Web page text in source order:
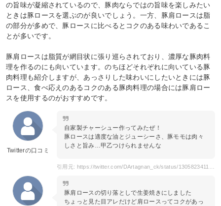
の旨味が凝縮されているので、豚肉ならではの旨味を楽しみたい
ときは豚ロースを選ぶのが良いでしょう。一方、豚肩ロースは脂
の部分が多めで、豚ロースに比べるとコクのある味わいであるこ
とが多いです。
豚肩ロースは脂質が網目状に張り巡らされており、濃厚な豚肉料
理を作るのにも向いています。のちほどそれぞれに向いている豚
肉料理も紹介しますが、あっさりした味わいにしたいときには豚
ロース、食べ応えのあるコクのある豚肉料理の場合には豚肩ロー
スを使用するのがおすすめです。
Twitterの口コミ
自家製チャーシュー作ってみたぜ！
豚ロースは適度な油とジューシーさ、豚モモは肉々
しさと旨み…甲乙つけられませんな
豚肩ロースの切り落としで生姜焼きにしました
ちょっと見た目アレだけど肩ロースってコクがあっ